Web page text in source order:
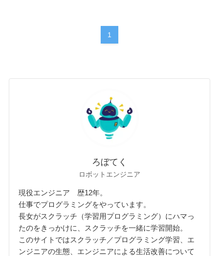
1
ろぼてく
ロボットエンジニア
現役エンジニア 歴12年。
仕事でプログラミングをやっています。
長女がスクラッチ（学習用プログラミング）にハマっ
たのをきっかけに、スクラッチを一緒に学習開始。
このサイトではスクラッチ／プログラミング学習、エ
ンジニアの生態、エンジニアによる生活改善について